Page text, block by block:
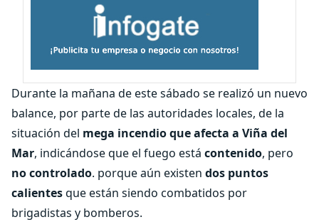
Durante la mañana de este sábado se realizó un nuevo
balance, por parte de las autoridades locales, de la
situación del mega incendio que afecta a Viña del
Mar, indicándose que el fuego está contenido, pero
no controlado. porque aún existen dos puntos
calientesque están siendo combatidos por
brigadistas y bomberos.